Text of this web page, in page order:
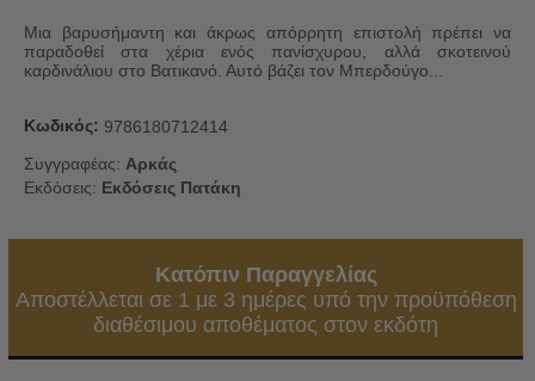
Μια βαρυσήμαντη και άκρως απόρρητη επιστολή πρέπει να
παραδοθεί στα χέρια ενός πανίσχυρου, αλλά σκοτεινού
καρδινάλιου στο Βατικανό. Αυτό βάζει τον Μπερδούγο...
Κωδικός: 9786180712414
Συγγραφέας: Αρκάς
Εκδόσεις: Εκδόσεις Πατάκη
Κατόπιν Παραγγελίας
Αποστέλλεται σε 1 με 3 ημέρες υπό την προϋπόθεση
διαθέσιμου αποθέματος στον εκδότη